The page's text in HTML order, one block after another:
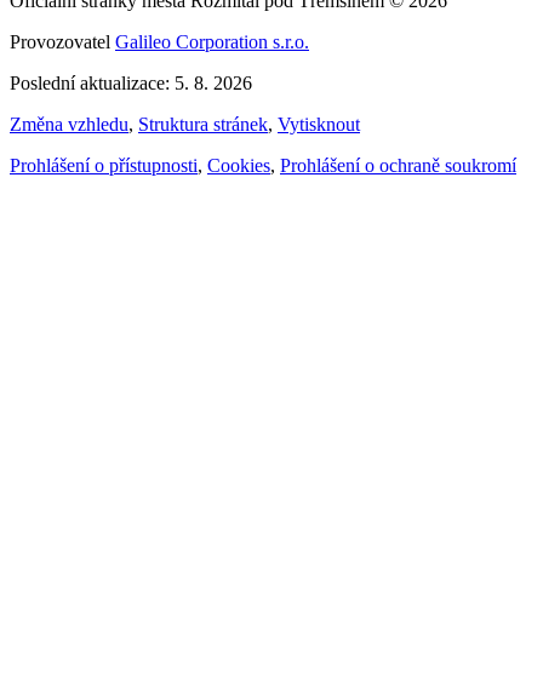
Provozovatel Galileo Corporation s.r.o.
Poslední aktualizace: 5. 8. 2026
Změna vzhledu, Struktura stránek, Vytisknout
Prohlášení o přístupnosti, Cookies, Prohlášení o ochraně soukromí